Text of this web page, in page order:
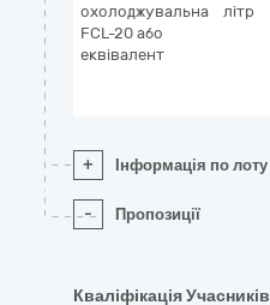
охолоджувальна
FCL-20 або
еквівалент
літр
+ Інформація по лоту
- Пропозиції
Кваліфікація Учасників